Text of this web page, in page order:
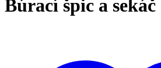
Búrací špic a sekáč